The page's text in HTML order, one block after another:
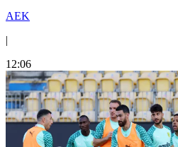
ΑΕΚ
|
12:06